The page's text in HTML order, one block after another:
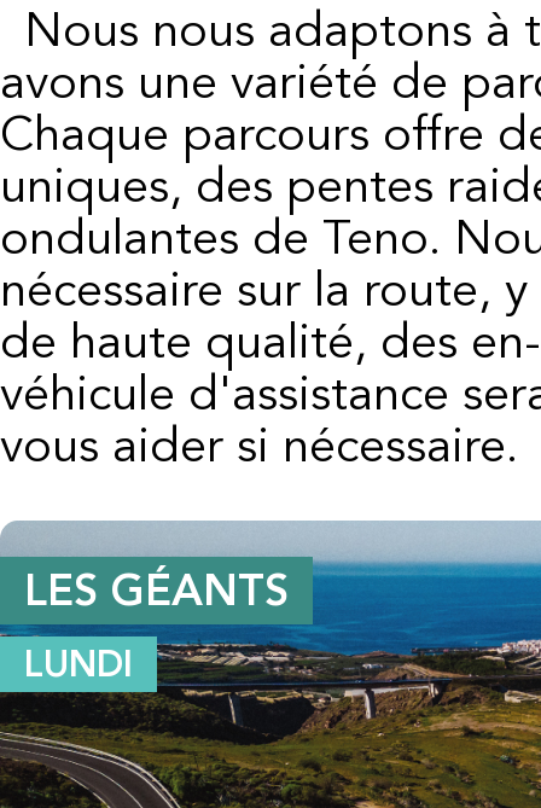
Nous nous adaptons à tous les niveaux de cyclistes et
avons une variété de
Chaque parcours offre
uniques, des pentes
ondulantes de Teno.
nécessaire sur la route,
de haute qualité, des
véhicule d'assistance
vous aider si nécessaire.
LES GÉANTS
LUNDI